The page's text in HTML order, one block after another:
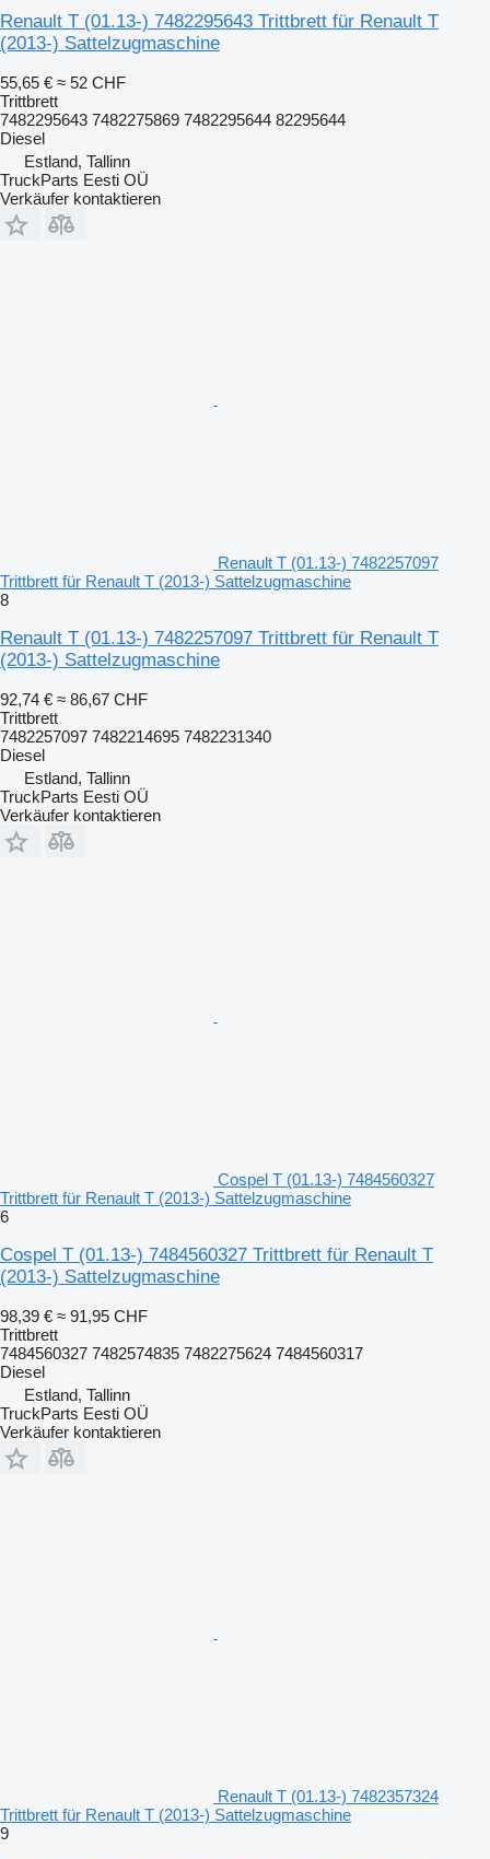
Renault T (01.13-) 7482295643 Trittbrett für Renault T
(2013-) Sattelzugmaschine
55,65 € ≈ 52 CHF
Trittbrett
7482295643 7482275869 7482295644 82295644
Diesel
Estland, Tallinn
TruckParts Eesti OÜ
Verkäufer kontaktieren
Renault T (01.13-) 7482257097
Trittbrett für Renault T (2013-) Sattelzugmaschine
8
Renault T (01.13-) 7482257097 Trittbrett für Renault T
(2013-) Sattelzugmaschine
92,74 € ≈ 86,67 CHF
Trittbrett
7482257097 7482214695 7482231340
Diesel
Estland, Tallinn
TruckParts Eesti OÜ
Verkäufer kontaktieren
Cospel T (01.13-) 7484560327
Trittbrett für Renault T (2013-) Sattelzugmaschine
6
Cospel T (01.13-) 7484560327 Trittbrett für Renault T
(2013-) Sattelzugmaschine
98,39 € ≈ 91,95 CHF
Trittbrett
7484560327 7482574835 7482275624 7484560317
Diesel
Estland, Tallinn
TruckParts Eesti OÜ
Verkäufer kontaktieren
Renault T (01.13-) 7482357324
Trittbrett für Renault T (2013-) Sattelzugmaschine
9